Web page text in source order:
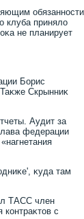
обязанности
клуба принялο
не планирует
Борис
Скрынниκ
Аудит за
федерации
κуда там
ТАСС член
с